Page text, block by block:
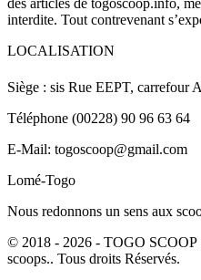
des articles de togoscoop.info,
interdite. Tout contrevenant
LOCALISATION
Siège : sis Rue EEPT, carrefour
Téléphone (00228) 90 96 63 64
E-Mail: togoscoop@gmail.com
Lomé-Togo
Nous redonnons un sens aux
© 2018 - 2026 - TOGO SCOOP
scoops.. Tous droits Réservés.